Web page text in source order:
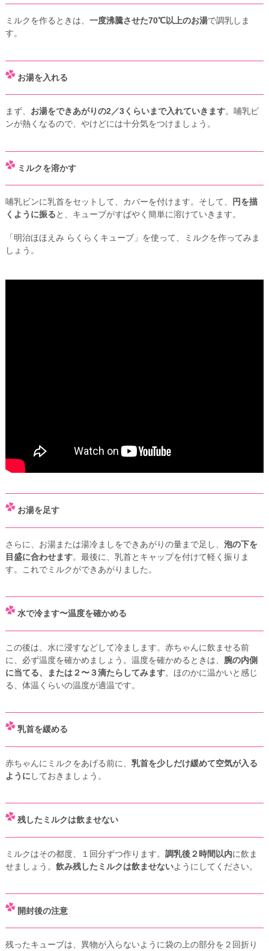
ミルクを作るときは、 一度沸騰させた70℃以上のお湯で調乳しま
す。
お湯を入れる
まず、 お湯をできあがりの2／3くらいまで入れていきます。哺乳ビ
ンが熱くなるので、やけどには十分気をつけましょう。
ミルクを溶かす
哺乳ビンに乳首をセットして、カバーを付けます。そして、
円を描
くように振ると、キューブがすばやく簡単に溶けていきます。
「明治ほほえみ らくらくキューブ」を使って、ミルクを作ってみま
しょう。
「明治ほほえみ らくらくキューブ」を使って、ミルクを作ってみま
しょう。
お湯を足す
さらに、お湯または湯冷ましをできあがりの量まで足し、 泡の下を
目盛に合わせます。最後に、乳首とキャップを付けて軽く振りま
す。これでミルクができあがりました。
水で冷ます〜温度を確かめる
この後は、水に浸すなどして冷まします。赤ちゃんに飲ませる前
に、必ず温度を確かめましょう。温度を確かめるときは、 腕の内側
に当てる、または２〜３滴たらしてみます。ほのかに温かいと感じ
る、体温くらいの温度が適温です。
乳首を緩める
赤ちゃんにミルクをあげる前に、 乳首を少しだけ緩めて空気が入る
ように しておきましょう。
残したミルクは飲ませない
ミルクはその都度、１回分ずつ作ります。 調乳後２時間以内に飲ま
せましょう。 飲み残したミルクは飲ませないようにしてください。
開封後の注意
残ったキューブは、異物が入らないように袋の上の部分を２回折り